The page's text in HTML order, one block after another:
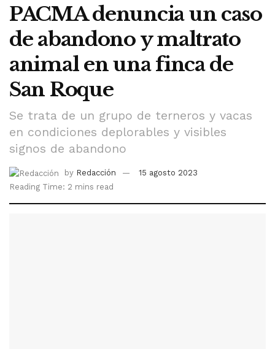
PACMA denuncia un caso
de abandono y maltrato
animal en una finca de
San Roque
Se trata de un grupo de terneros y vacas
en condiciones deplorables y visibles
signos de abandono
by Redacción
15 agosto 2023
Reading Time: 2 mins read